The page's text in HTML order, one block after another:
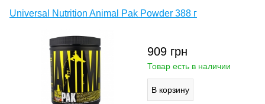
Universal Nutrition Animal Pak Powder 388 г
909 грн
Товар есть в наличии